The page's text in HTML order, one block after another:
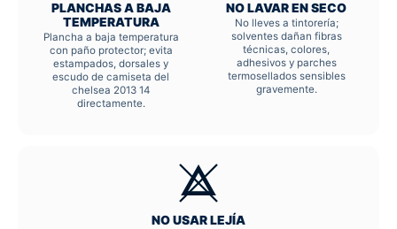
PLANCHAS A BAJA
TEMPERATURA
Plancha a baja temperatura
con paño protector; evita
estampados, dorsales y
escudo de camiseta del
chelsea 2013 14
directamente.
NO LAVAR EN SECO
No lleves a tintorería;
solventes dañan fibras
técnicas, colores,
adhesivos y parches
termosellados sensibles
gravemente.
NO USAR LEJÍA